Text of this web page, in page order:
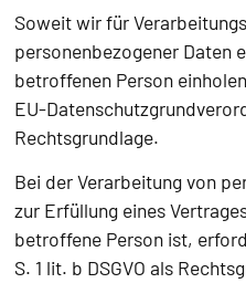
Soweit wir für
personenbezogener Daten
betroffenen Person
EU-
Rechtsgrundlage.
Bei der Verarbeitung von
zur Erfüllung eines
betroffene Person ist,
S. 1 lit. b DSGVO als